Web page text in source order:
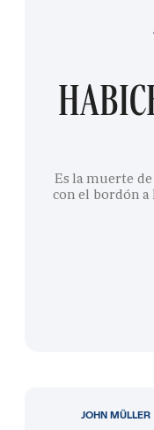
Es la muerte
con el bordón a
JOHN MÜLLER